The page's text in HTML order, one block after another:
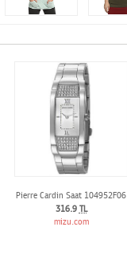
Pierre Cardin Saat 104952F06
316.9 TL
mizu.com